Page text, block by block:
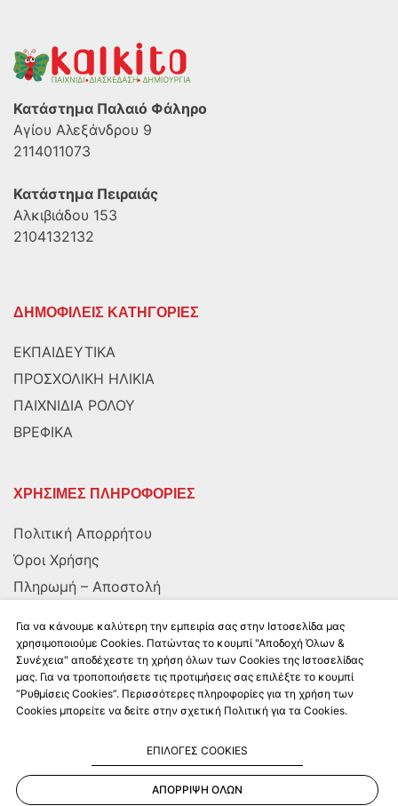
Κατάστημα Παλαιό Φάληρο
Αγίου Αλεξάνδρου 9
2114011073
Κατάστημα Πειραιάς
Αλκιβιάδου 153
2104132132
ΔΗΜΟΦΙΛΕΙΣ ΚΑΤΗΓΟΡΙΕΣ
ΕΚΠΑΙΔΕΥΤΙΚΑ
ΠΡΟΣΧΟΛΙΚΗ ΗΛΙΚΙΑ
ΠΑΙΧΝΙΔΙΑ ΡΟΛΟΥ
ΒΡΕΦΙΚΑ
ΧΡΗΣΙΜΕΣ ΠΛΗΡΟΦΟΡΙΕΣ
Πολιτική Απορρήτου
Όροι Χρήσης
Πληρωμή – Αποστολή
ΑΚΟΛΟΥΘΗΣΤΕ ΜΑΣ
Για να κάνουμε καλύτερη την εμπειρία σας στην Ιστοσελίδα μας
χρησιμοποιούμε Cookies. Πατώντας το κουμπί "Αποδοχή Όλων &
Συνέχεια" αποδέχεστε τη χρήση όλων των Cookies της Ιστοσελίδας
μας. Για να τροποποιήσετε τις προτιμήσεις σας επιλέξτε το κουμπί
“Ρυθμίσεις Cookies”. Περισσότερες πληροφορίες για τη χρήση των
Cookies μπορείτε να δείτε στην σχετική Πολιτική για τα Cookies.
ΕΠΙΛΟΓΕΣ COOKIES
ΑΠΟΡΡΙΨΗ ΟΛΩΝ